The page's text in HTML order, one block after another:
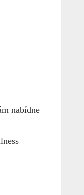
nabídne